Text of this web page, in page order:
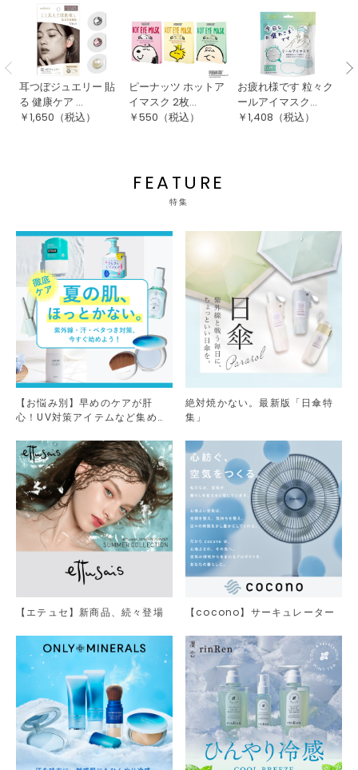
耳つぼジュエリー 貼
る 健康ケア ...
￥1,650 （税込）
ピーナッツ ホットア
イマスク 2枚...
￥550 （税込）
お疲れ様です 粒々ク
ールアイマスク...
￥1,408 （税込）
FEATURE
特集
【お悩み別】早めのケアが肝
心！UV対策アイテムなど集めま
絶対焼かない。最新版「日傘特
集」
【エテュセ】新商品、続々登場 【cocono】サーキュレーター